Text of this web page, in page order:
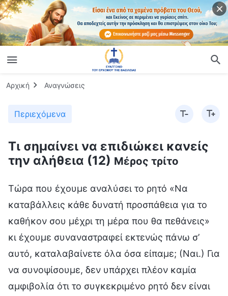
Αρχική Αναγνώσεις
Περιεχόμενα
Τι σημαίνει να επιδιώκει κανείς
την αλήθεια (12) Μέρος τρίτο
Τώρα που έχουμε αναλύσει το ρητό «Να
καταβάλλεις κάθε δυνατή προσπάθεια για το
καθήκον σου μέχρι τη μέρα που θα πεθάνεις»
κι έχουμε συναναστραφεί εκτενώς πάνω σ’
αυτό, καταλαβαίνετε όλα όσα είπαμε; (Ναι.) Για
να συνοψίσουμε, δεν υπάρχει πλέον καμία
αμφιβολία ότι το συγκεκριμένο ρητό δεν είναι